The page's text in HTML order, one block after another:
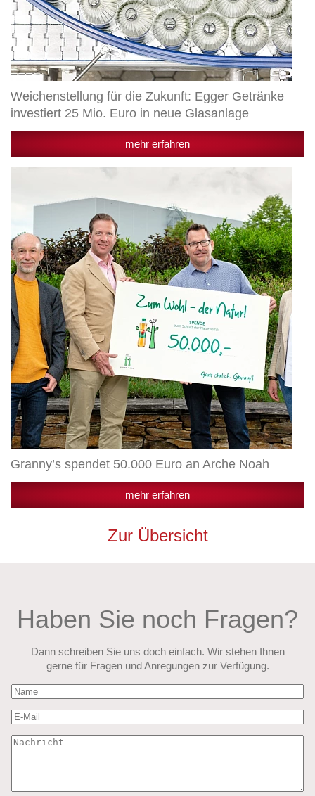
Weichenstellung für die Zukunft: Egger Getränke
investiert 25 Mio. Euro in neue Glasanlage
mehr erfahren
Arche
Noah
Granny’s spendet 50.000 Euro an Arche Noah
mehr erfahren
Zur Übersicht
Haben Sie noch Fragen?
Dann schreiben Sie uns doch einfach. Wir stehen Ihnen
gerne für Fragen und Anregungen zur Verfügung.